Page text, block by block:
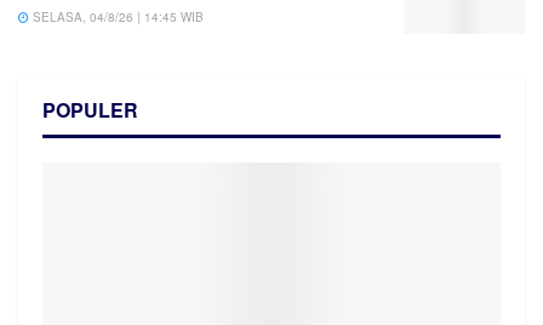
SELASA, 04/8/26 | 14:45 WIB
POPULER